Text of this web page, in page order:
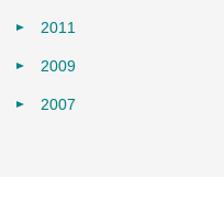
2011
2009
2007